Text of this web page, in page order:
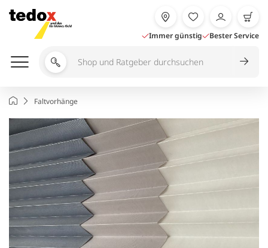
Inhalt
springen
Immer günstig Bester Service
Shop
durchsuchen
StartseiteFaltvorhänge